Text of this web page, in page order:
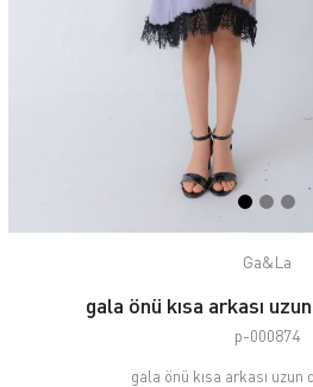
Ga&La
gala önü kısa arkası
p-000874
gala önü kısa arkası